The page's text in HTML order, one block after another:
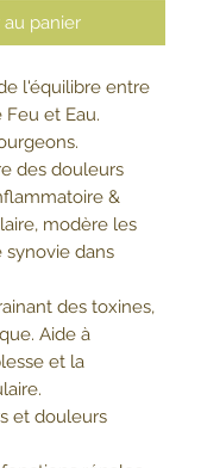
panier
l'équilibre entre
et Eau.
des douleurs
&
modère les
dans
des toxines,
Aide à
et la
et douleurs